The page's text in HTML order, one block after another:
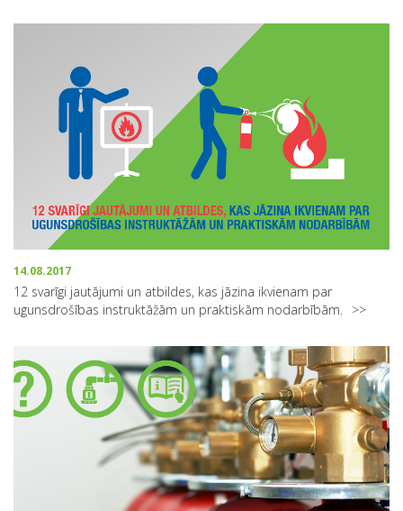
14.08.2017
12 svarīgi jautājumi un atbildes, kas jāzina ikvienam par
ugunsdrošības instruktāžām un praktiskām nodarbībām.